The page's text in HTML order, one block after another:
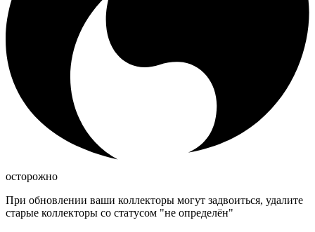
осторожно
При обновлении ваши коллекторы могут задвоиться, удалите
старые коллекторы со статусом "не определён"